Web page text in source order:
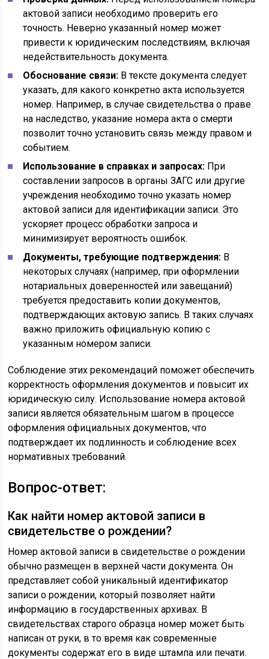
актовой записи необходимо проверить его
точность. Неверно указанный номер может
привести к юридическим последствиям, включая
недействительность документа.
Обоснование связи: В тексте документа следует
указать, для какого конкретно акта используется
номер. Например, в случае свидетельства о праве
на наследство, указание номера акта о смерти
позволит точно установить связь между правом и
событием.
Использование в справках и запросах: При
составлении запросов в органы ЗАГС или другие
учреждения необходимо точно указать номер
актовой записи для идентификации записи. Это
ускоряет процесс обработки запроса и
минимизирует вероятность ошибок.
Документы, требующие подтверждения: В
некоторых случаях (например, при оформлении
нотариальных доверенностей или завещаний)
требуется предоставить копии документов,
подтверждающих актовую запись. В таких случаях
важно приложить официальную копию с
указанным номером записи.
Соблюдение этих рекомендаций поможет обеспечить
корректность оформления документов и повысит их
юридическую силу. Использование номера актовой
записи является обязательным шагом в процессе
оформления официальных документов, что
подтверждает их подлинность и соблюдение всех
нормативных требований.
Вопрос-ответ:
Как найти номер актовой записи в
свидетельстве о рождении?
Номер актовой записи в свидетельстве о рождении
обычно размещен в верхней части документа. Он
представляет собой уникальный идентификатор
записи о рождении, который позволяет найти
информацию в государственных архивах. В
свидетельствах старого образца номер может быть
написан от руки, в то время как современные
документы содержат его в виде штампа или печати.